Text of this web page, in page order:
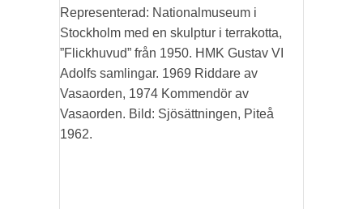
Representerad: Nationalmuseum i
Stockholm med en skulptur i terrakotta,
”Flickhuvud” från 1950. HMK Gustav VI
Adolfs samlingar. 1969 Riddare av
Vasaorden, 1974 Kommendör av
Vasaorden. Bild: Sjösättningen, Piteå
1962.